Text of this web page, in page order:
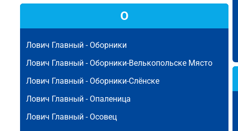
О
Лович Главный - Оборники
Лович Главный - Оборники-Велькопольске Място
Лович Главный - Оборники-Слёнске
Лович Главный - Опаленица
Лович Главный - Осовец